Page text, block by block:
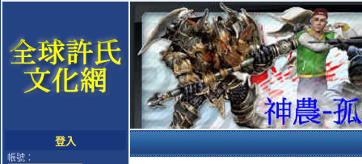
登入
帳號：